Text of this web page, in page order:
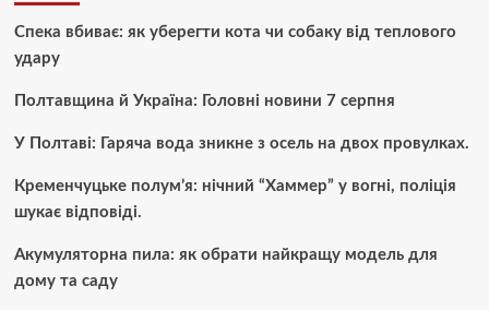
Спека вбиває: як уберегти кота чи собаку від теплового
удару
Полтавщина й Україна: Головні новини 7 серпня
У Полтаві: Гаряча вода зникне з осель на двох провулках.
Кременчуцьке полум’я: нічний “Хаммер” у вогні, поліція
шукає відповіді.
Акумуляторна пила: як обрати найкращу модель для
дому та саду